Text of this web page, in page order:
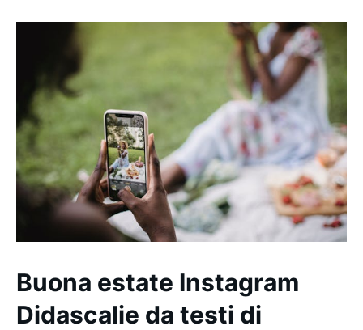
Buona estate Instagram
Didascalie da testi di